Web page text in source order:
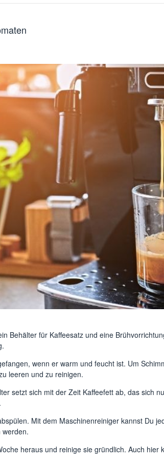
Behälter für Kaffeesatz und eine
wenn er warm und feucht ist. Um
leeren und zu reinigen.
setzt sich mit der Zeit Kaffeefett ab, das sich
Mit dem Maschinenreiniger kannst Du
heraus und reinige sie gründlich. Auch hier